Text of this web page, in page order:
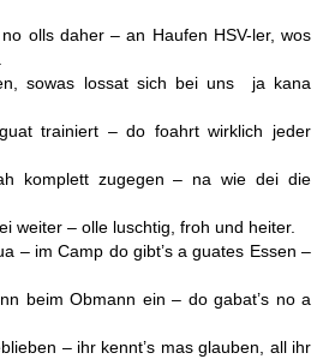
olls daher – an Haufen HSV-ler, wos
sowas lossat sich bei uns ja kana
trainiert – do foahrt wirklich jeder
komplett zugegen – na wie dei die
weiter – olle luschtig, froh und heiter.
– im Camp do gibt’s a guates Essen –
beim Obmann ein – do gabat’s no a
– ihr kennt’s mas glauben, all ihr